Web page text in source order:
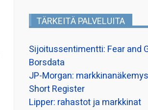
TÄRKEITÄ PALVELUITA
Sijoitussentimentti: Fear and
Borsdata
JP-Morgan: markkinanäkemys
Short Register
Lipper: rahastot ja markkinat